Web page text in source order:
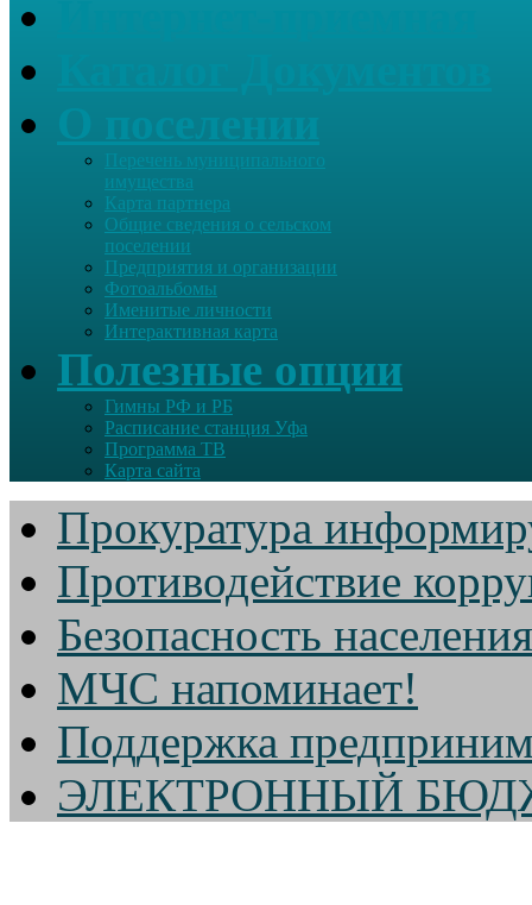
Перечень муниципального
имущества
Карта партнера
Общие сведения о сельском
поселении
Предприятия и организации
Фотоальбомы
Именитые личности
Интерактивная карта
Полезные опции
Гимны РФ и РБ
Расписание станция Уфа
Программа ТВ
Карта сайта
Прокуратура
Противодействие
Безопасность населения
МЧС напоминает!
Поддержка
ЭЛЕКТРОННЫЙ